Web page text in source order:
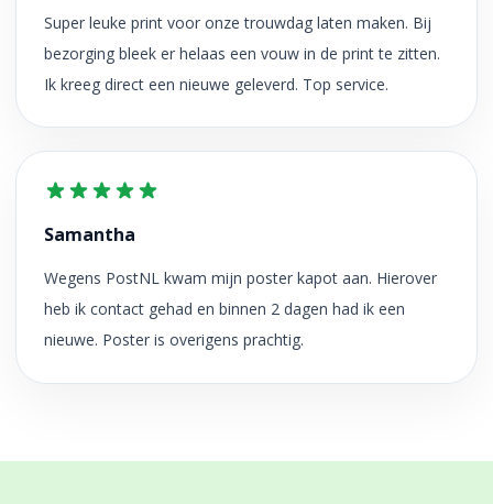
Super leuke print voor onze trouwdag laten maken. Bij
bezorging bleek er helaas een vouw in de print te zitten.
Ik kreeg direct een nieuwe geleverd. Top service.
Samantha
Wegens PostNL kwam mijn poster kapot aan. Hierover
heb ik contact gehad en binnen 2 dagen had ik een
nieuwe. Poster is overigens prachtig.